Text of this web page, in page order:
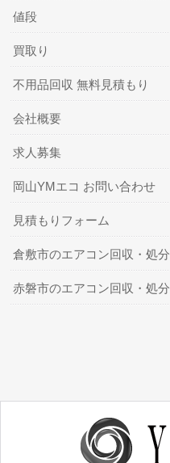
値段
買取り
不用品回収 無料見積もり
会社概要
求人募集
岡山YMエコ お問い合わせ
見積もりフォーム
倉敷市のエアコン回収・処分
赤磐市のエアコン回収・処分